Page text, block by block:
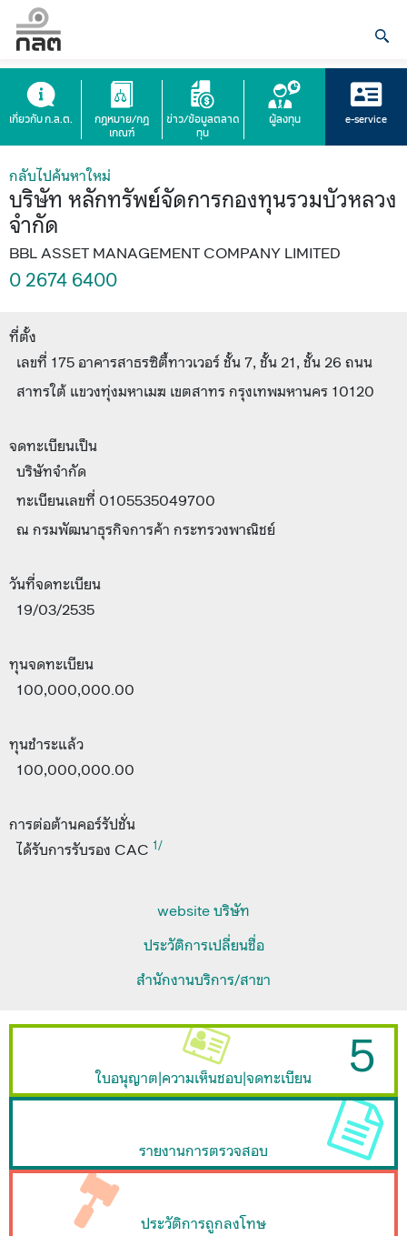
เกี่ยวกับ ก.ล.ต.
กฎหมาย/กฎ
เกณฑ์
ข่าว/ข้อมูลตลาด
ทุน
ผู้ลงทุน e-service
กลับไปค้นหาใหม่
บริษัท หลักทรัพย์จัดการกองทุนรวมบัวหลวง
จำกัด
BBL ASSET MANAGEMENT COMPANY LIMITED
0 2674 6400
ที่ตั้ง
เลขที่ 175 อาคารสาธรซิตี้ทาวเวอร์ ชั้น 7, ชั้น 21, ชั้น 26 ถนน
สาทรใต้ แขวงทุ่งมหาเมฆ เขตสาทร กรุงเทพมหานคร 10120
จดทะเบียนเป็น
บริษัทจำกัด
ทะเบียนเลขที่ 0105535049700
ณ กรมพัฒนาธุรกิจการค้า กระทรวงพาณิชย์
วันที่จดทะเบียน
19/03/2535
ทุนจดทะเบียน
100,000,000.00
ทุนชำระแล้ว
100,000,000.00
การต่อต้านคอร์รัปชั่น
ได้รับการรับรอง CAC 1/
website บริษัท
ประวัติการเปลี่ยนชื่อ
สำนักงานบริการ/สาขา
ใบอนุญาต|ความเห็นชอบ|จดทะเบียน 5
รายงานการตรวจสอบ
ประวัติการถูกลงโทษ